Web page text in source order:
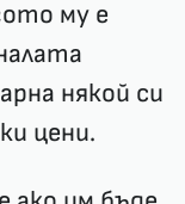
му е
някой си
цени.